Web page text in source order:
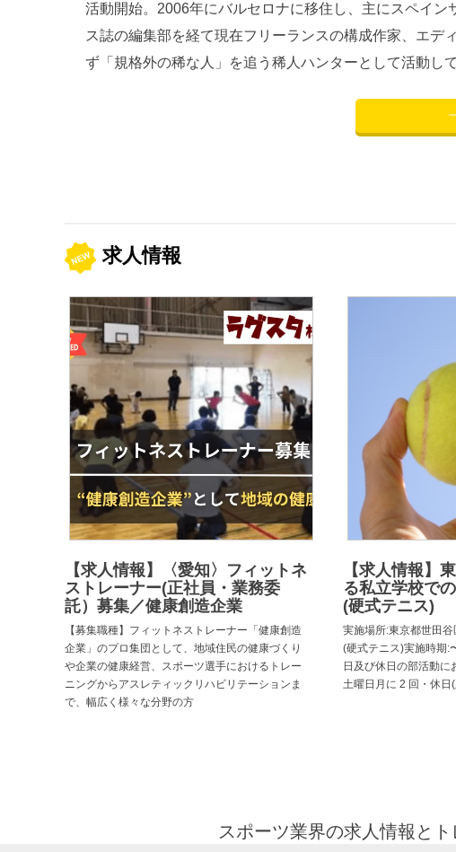
活動開始。2006年にバルセロナに移住し、主にスペイ
ス誌の編集部を経て現在フリーランスの構成作家、エデ
ず「規格外の稀な人」を追う稀人ハンターとして活動して
求人情報
【求人情報】〈愛知〉フィットネ
ストレーナー(正社員・業務委
託）募集／健康創造企業
【募集職種】フィットネストレーナー「健康創造
企業」のプロ集団として、地域住民の健康づくり
や企業の健康経営、スポーツ選手におけるトレー
ニングからアスレティックリハビリテーションま
で、幅広く様々な分野の方
【求人情報】
る私立学校で
(硬式テニス)
実施場所:東京都世田
(硬式テニス)実施時期:
日及び休日の部活動に
土曜日月に 2 回・休日
スポーツ業界の求人情報と